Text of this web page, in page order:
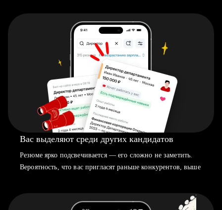
Вас выделяют среди других кандидатов
Резюме ярко подсвечивается — его сложно не заметить.
Вероятность, что вас пригласят раньше конкурентов, выше